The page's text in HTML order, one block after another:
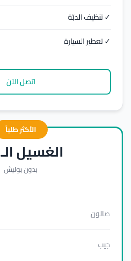
✓ تنظيف الدبّة
✓ تعطير السيارة
اتصل الآن
الأكثر طلباً
الغسيل الـ VIP
بدون بوليش
صالون
جيب